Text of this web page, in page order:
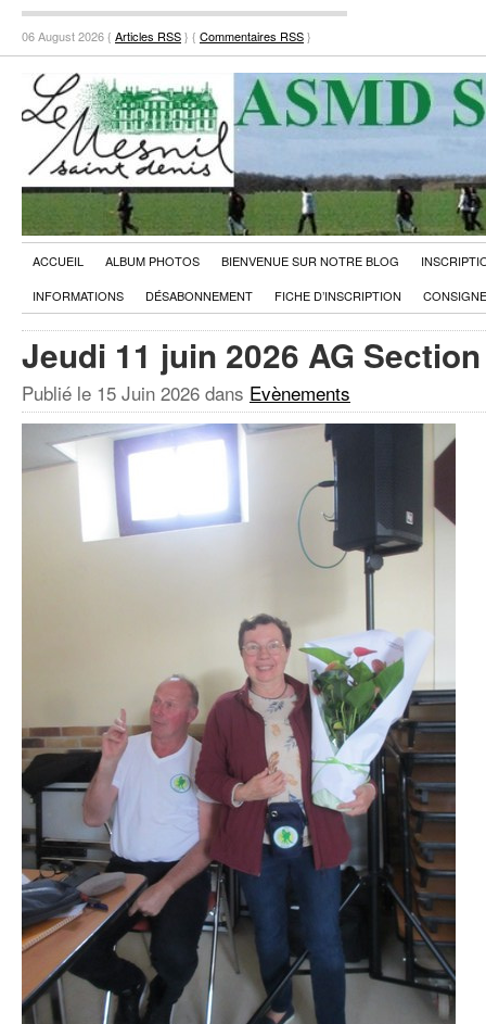
06 August 2026 { Articles RSS} { Commentaires RSS}
ACCUEIL ALBUM PHOTOS BIENVENUE SUR NOTRE BLOG
INFORMATIONS
DÉSABONNEMENT FICHE D’INSCRIPTION
Jeudi 11 juin 2026 AG
Publié le 15 Juin 2026 dans Evènements